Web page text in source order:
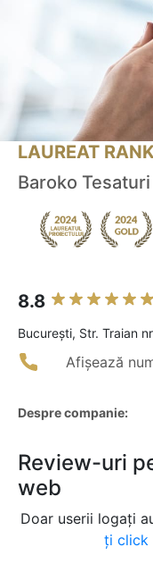
LAUREAT
Baroko
8.8
Bucureşti, Str. Traian
Afișează
Despre companie:
Review-uri
web
Doar userii logați
ți click